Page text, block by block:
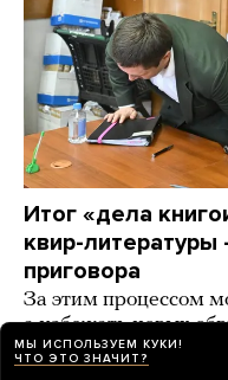
Итог «дела
квир-
приговора
За этим процессом
а избежать новых
Мединский,
МЫ ИСПОЛЬЗУЕМ КУКИ!
ЧТО ЭТО ЗНАЧИТ?